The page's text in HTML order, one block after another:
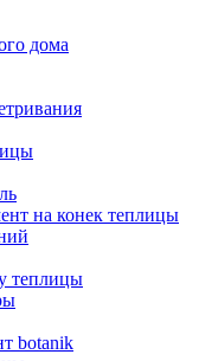
дома
на конек теплицы
теплицы
botanik